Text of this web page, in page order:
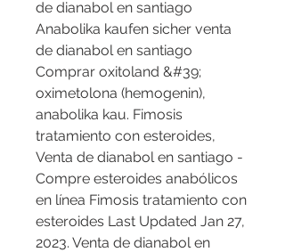
de dianabol en santiago
Anabolika kaufen sicher venta
de dianabol en santiago
Comprar oxitoland &#39;
oximetolona (hemogenin),
anabolika kau. Fimosis
tratamiento con esteroides,
Venta de dianabol en santiago -
Compre esteroides anabólicos
en línea Fimosis tratamiento con
esteroides Last Updated Jan 27,
2023. Venta de dianabol en